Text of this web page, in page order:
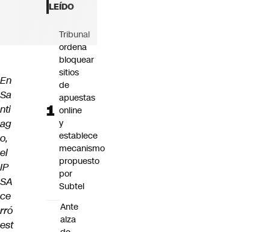
En
Sa
nti
ag
o,
el
IP
SA
ce
rró
est
LEÍDO
Tribunal
ordena
bloquear
sitios
de
apuestas
online
y
establece
mecanismo
propuesto
por
Subtel
Ante
alza